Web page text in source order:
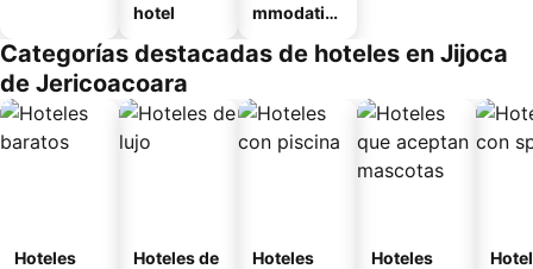
hotel
mmodatio
ousel_pou
Categorías destacadas de hoteles en Jijoca
de Jericoacoara
Hoteles
Hoteles de
Hoteles
Hoteles